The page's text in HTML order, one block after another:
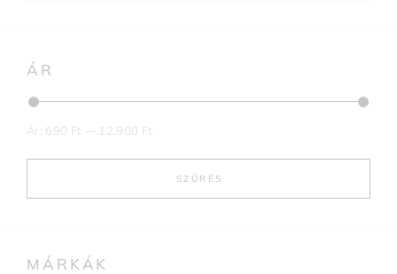
ÁR
SZŰRÉS
Ár: 690 Ft 12.900 Ft
MÁRKÁK